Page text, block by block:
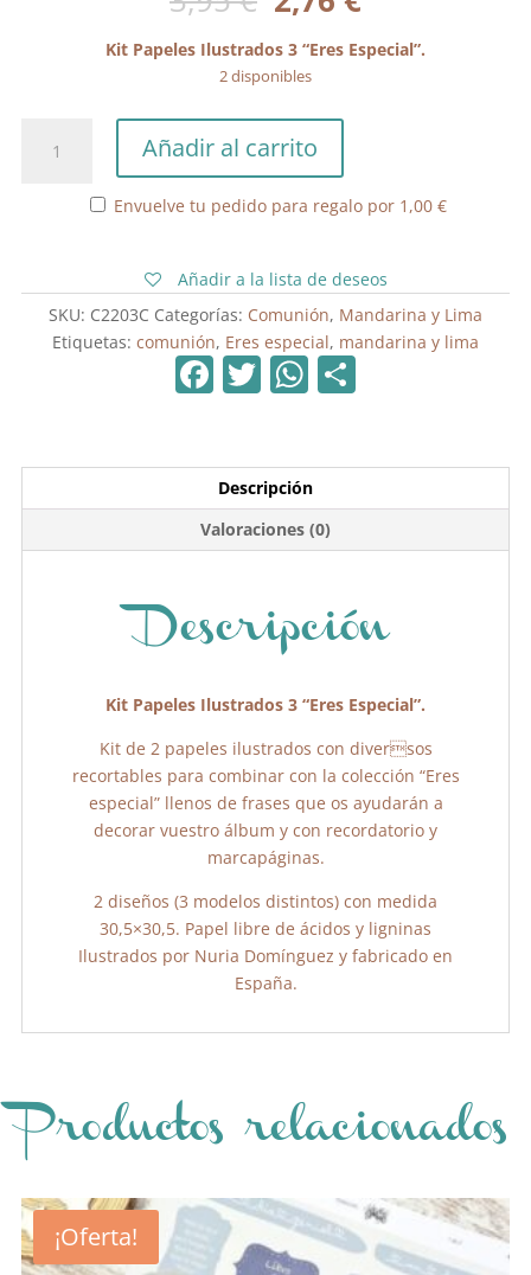
precio
original
era:
3,95 €.
actual
Kit Papeles Ilustrados 3 “Eres Especial”.
2 disponibles
Papeles
cantidad
Añadir al carrito
Envuelve tu pedido para regalo por 1,00 €
Añadir a la lista de deseos
SKU: C2203C Categorías: Comunión, Mandarina y Lima
Etiquetas: comunión, Eres especial, mandarina y lima
F
e
b
o
k
T
er
W
A
p
p
ar
tir
Descripción
Valoraciones (0)
Descripción
Kit Papeles Ilustrados 3 “Eres Especial”.
Kit de 2 papeles ilustrados con diversos
recortables para combinar con la colección “Eres
especial” llenos de frases que os ayudarán a
decorar vuestro álbum y con recordatorio y
marcapáginas.
2 diseños (3 modelos distintos) con medida
30,5×30,5. Papel libre de ácidos y ligninas
Ilustrados por Nuria Domínguez y fabricado en
España.
Productos relacionados
¡Oferta!